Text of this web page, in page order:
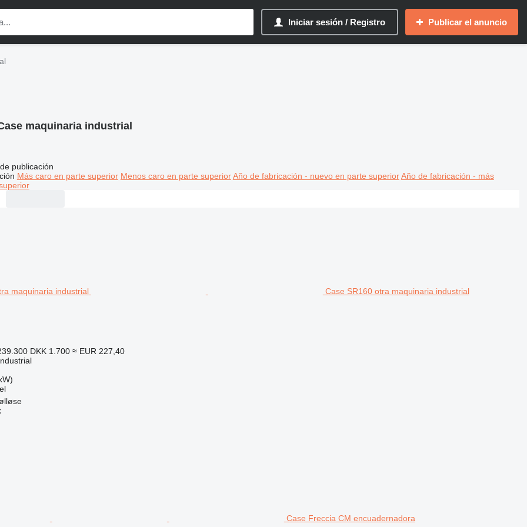
Iniciar sesión / Registro Publicar el anuncio
maquinaria industrial
publicación
Más caro en parte superior Menos caro en parte superior Año de fabricación - nuevo en parte superior Año de fabricación - más
Case SR160 otra maquinaria industrial
DKK 1.700 ≈ EUR 227,40
Case Freccia CM encuadernadora